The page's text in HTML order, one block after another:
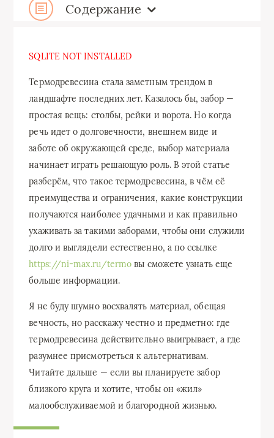
Содержание
SQLITE NOT INSTALLED
Термодревесина стала заметным трендом в
ландшафте последних лет. Казалось бы, забор —
простая вещь: столбы, рейки и ворота. Но когда
речь идет о долговечности, внешнем виде и
заботе об окружающей среде, выбор материала
начинает играть решающую роль. В этой статье
разберём, что такое термодревесина, в чём её
преимущества и ограничения, какие конструкции
получаются наиболее удачными и как правильно
ухаживать за такими заборами, чтобы они служили
долго и выглядели естественно, а по ссылке
https://ni-max.ru/termo вы сможете узнать еще
больше информации.
Я не буду шумно восхвалять материал, обещая
вечность, но расскажу честно и предметно: где
термодревесина действительно выигрывает, а где
разумнее присмотреться к альтернативам.
Читайте дальше — если вы планируете забор
близкого круга и хотите, чтобы он «жил»
малообслуживаемой и благородной жизнью.